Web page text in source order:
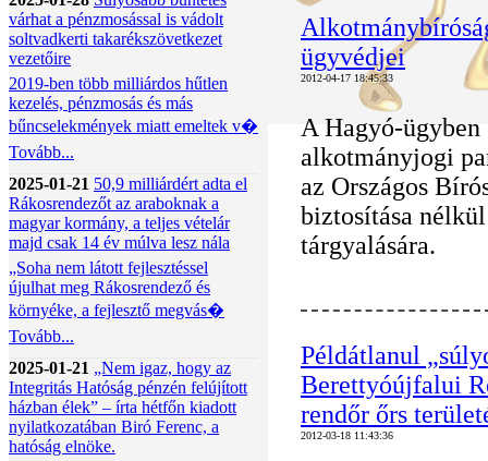
várhat a pénzmosással is vádolt
soltvadkerti takarékszövetkezet
vezetőire
2019-ben több milliárdos hűtlen
kezelés, pénzmosás és más
bűncselekmények miatt emeltek v�
Tovább...
2025-01-21 50,9 milliárdért adta el
Rákosrendezőt az araboknak a
magyar kormány, a teljes vételár
majd csak 14 év múlva lesz nála
„Soha nem látott fejlesztéssel
újulhat meg Rákosrendező és
környéke, a fejlesztő megvás�
Tovább...
2025-01-21 „Nem igaz, hogy az
Integritás Hatóság pénzén felújított
házban élek” – írta hétfőn kiadott
nyilatkozatában Biró Ferenc, a
hatóság elnöke.
ügyvédjei
2012-04-17 18:45:33
A Hagyó-
alkotmányjogi
az Országos
biztosítása
tárgyalására.
Példátlanul
Berettyóújfalui
rendőr őrs
2012-03-18 11:43:36